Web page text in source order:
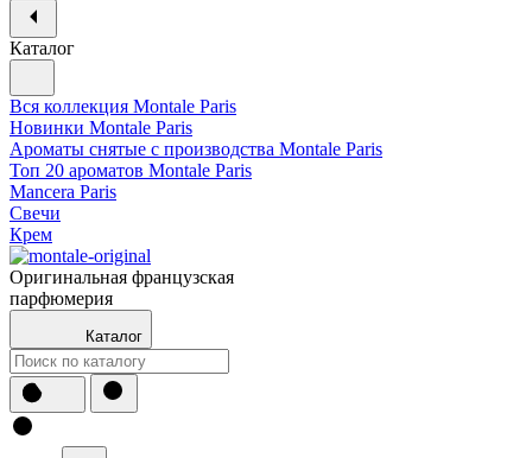
Каталог
Вся коллекция Montale Paris
Новинки Montale Paris
Ароматы cнятые с производства Montale Paris
Топ 20 ароматов Montale Paris
Mancera Paris
Свечи
Крем
Оригинальная французская
парфюмерия
Каталог